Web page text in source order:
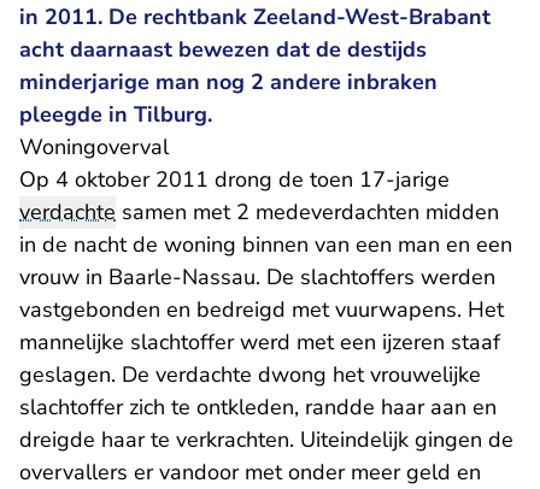
in 2011. De rechtbank Zeeland-West-Brabant
acht daarnaast bewezen dat de destijds
minderjarige man nog 2 andere inbraken
pleegde in Tilburg.
Woningoverval
Op 4 oktober 2011 drong de toen 17-jarige
verdachte samen met 2 medeverdachten midden
in de nacht de woning binnen van een man en een
vrouw in Baarle-Nassau. De slachtoffers werden
vastgebonden en bedreigd met vuurwapens. Het
mannelijke slachtoffer werd met een ijzeren staaf
geslagen. De verdachte dwong het vrouwelijke
slachtoffer zich te ontkleden, randde haar aan en
dreigde haar te verkrachten. Uiteindelijk gingen de
overvallers er vandoor met onder meer geld en